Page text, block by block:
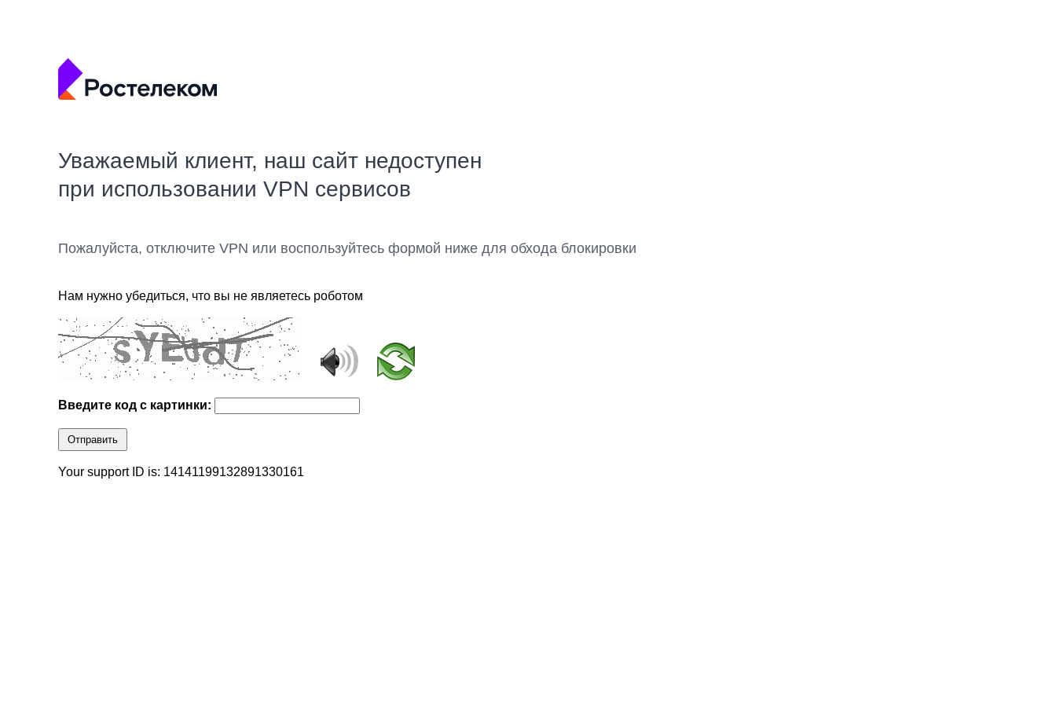
Уважаемый клиент, наш сайт недоступен
при использовании VPN сервисов
Пожалуйста, отключите VPN или воспользуйтесь формой ниже для обхода блокировки
Нам нужно убедиться, что вы не являетесь роботом
Введите код с картинки:
Отправить
Your support ID is: 14141199132891330161